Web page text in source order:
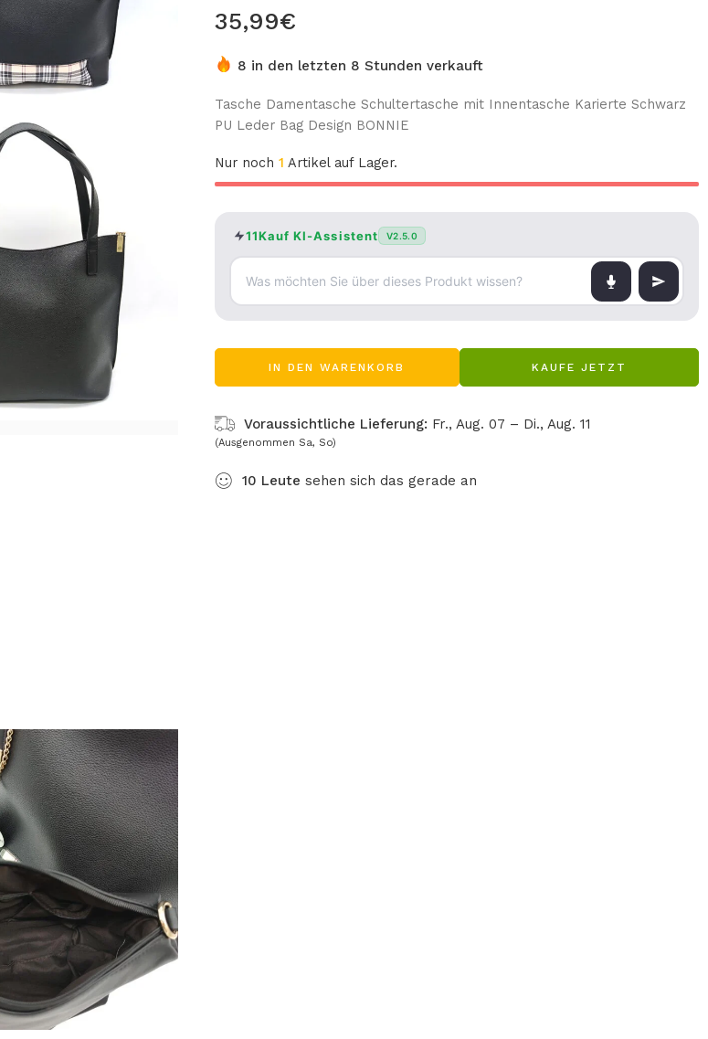
35,99€
8 in den letzten 8 Stunden verkauft
Tasche Damentasche Schultertasche mit Innentasche Karierte Schwarz
PU Leder Bag Design BONNIE
Nur noch 1 Artikel auf Lager.
11Kauf KI-Assistent V2.5.0
IN DEN WARENKORB KAUFE JETZT
Voraussichtliche Lieferung: Fr., Aug. 07 – Di., Aug. 11
(Ausgenommen Sa, So)
10 Leute sehen sich das gerade an